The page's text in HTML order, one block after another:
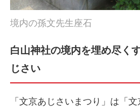
境内の孫文先生座石
白山神社の境内を埋め尽く
じさい
「文京あじさいまつり」は「